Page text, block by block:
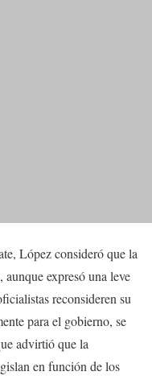
López consideró que la
expresó una leve
reconsideren su
para el gobierno, se
advirtió que la
en función de los